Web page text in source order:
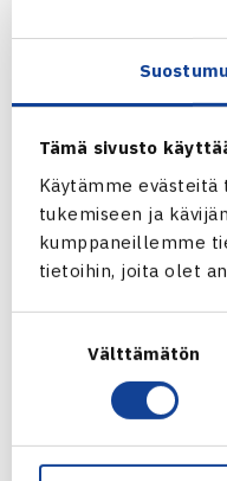
Tämä sivusto
Käytämme evästeitä
tukemiseen ja
kumppaneillemme
tietoihin, joita olet
Välttämätön
ja